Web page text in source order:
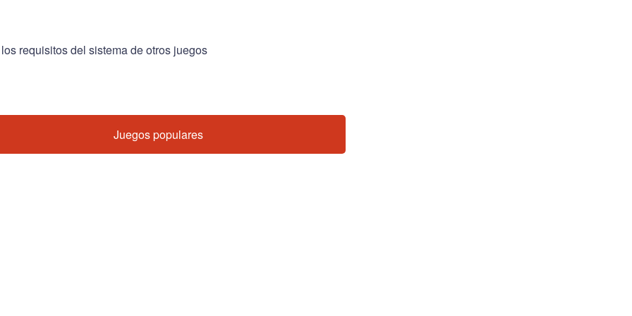
requisitos del sistema de otros juegos
Juegos populares